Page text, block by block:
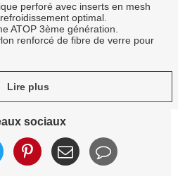
perforé avec inserts en mesh
optimal.
ATOP 3ème génération.
renforcé de fibre de verre pour
Lire plus
sociaux